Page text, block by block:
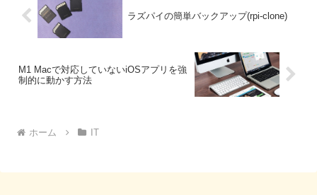
ラズパイの簡単バックアップ(rpi-clone)
M1 Macで対応していないiOSアプリを強
制的に動かす方法
ホーム IT